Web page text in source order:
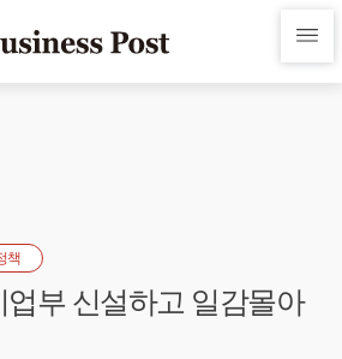
책
업부 신설하고 일감몰아